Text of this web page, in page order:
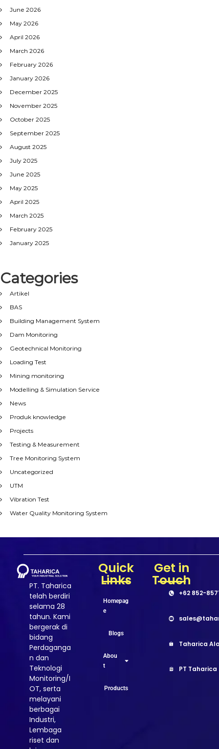
June 2026
May 2026
April 2026
March 2026
February 2026
January 2026
December 2025
November 2025
October 2025
September 2025
August 2025
July 2025
June 2025
May 2025
April 2025
March 2025
February 2025
January 2025
Categories
Artikel
BAS
Building Management System
Dam Monitoring
Geotechnical Monitoring
Loading Test
Mining monitoring
Modelling & Simulation Service
News
Produk knowledge
Projects
Testing & Measurement
Tree Monitoring System
Uncategorized
UTM
Vibration Test
Water Quality Monitoring System
PT. Taharica
telah berdiri
selama 28
tahun. Kami
bergerak di
bidang
Perdaganga
n dan
Teknologi
Monitoring/I
OT, serta
melayani
berbagai
Industri,
Lembaga
riset dan
Quick
Links
Homepag
e
Blogs
Abou
t
Products
Get in
Touch
+62 852-
Taharica
PT Taharica